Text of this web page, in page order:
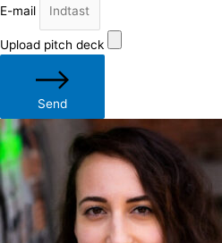
E-mail
Upload pitch deck
Send